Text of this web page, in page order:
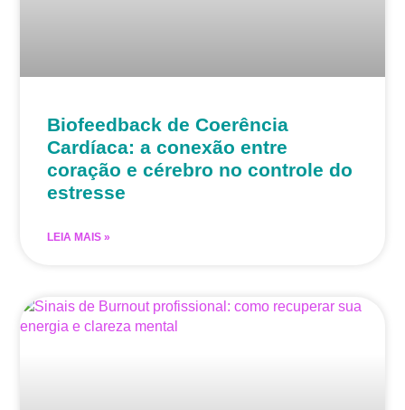
Biofeedback de Coerência
Cardíaca: a conexão entre
coração e cérebro no controle do
estresse
LEIA MAIS »